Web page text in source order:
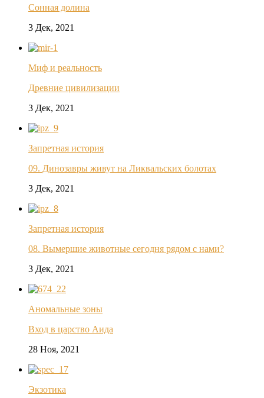
Сонная долина
3 Дек, 2021
Миф и реальность
Древние цивилизации
3 Дек, 2021
Запретная история
09. Динозавры живут на Ликвальских болотах
3 Дек, 2021
Запретная история
08. Вымершие животные сегодня рядом с нами?
3 Дек, 2021
Аномальные зоны
Вход в царство Аида
28 Ноя, 2021
Экзотика